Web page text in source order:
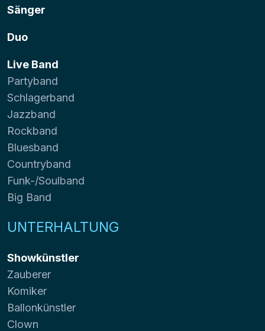
Sänger
Duo
Live Band
Partyband
Schlagerband
Jazzband
Rockband
Bluesband
Countryband
Funk-/Soulband
Big Band
UNTERHALTUNG
Showkünstler
Zauberer
Komiker
Ballonkünstler
Clown